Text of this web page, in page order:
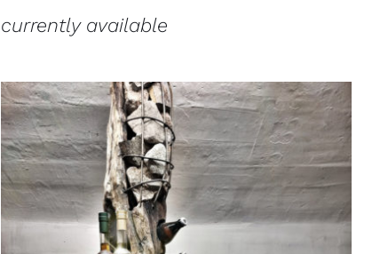
currently available